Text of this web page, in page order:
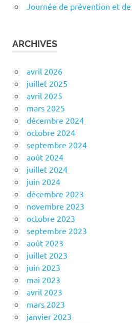
Journée de prévention et
ARCHIVES
avril 2026
juillet 2025
avril 2025
mars 2025
décembre 2024
octobre 2024
septembre 2024
août 2024
juillet 2024
juin 2024
décembre 2023
novembre 2023
octobre 2023
septembre 2023
août 2023
juillet 2023
juin 2023
mai 2023
avril 2023
mars 2023
janvier 2023